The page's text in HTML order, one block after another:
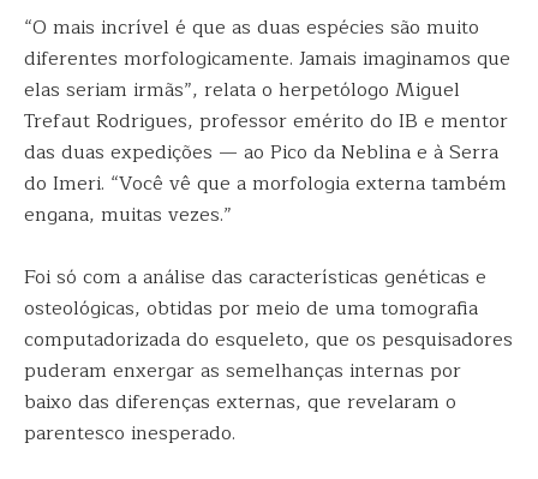
“O mais incrível é que as duas espécies são muito
diferentes morfologicamente. Jamais imaginamos que
elas seriam irmãs”, relata o herpetólogo Miguel
Trefaut Rodrigues, professor emérito do IB e mentor
das duas expedições — ao Pico da Neblina e à Serra
do Imeri. “Você vê que a morfologia externa também
engana, muitas vezes.”
Foi só com a análise das características genéticas e
osteológicas, obtidas por meio de uma tomografia
computadorizada do esqueleto, que os pesquisadores
puderam enxergar as semelhanças internas por
baixo das diferenças externas, que revelaram o
parentesco inesperado.